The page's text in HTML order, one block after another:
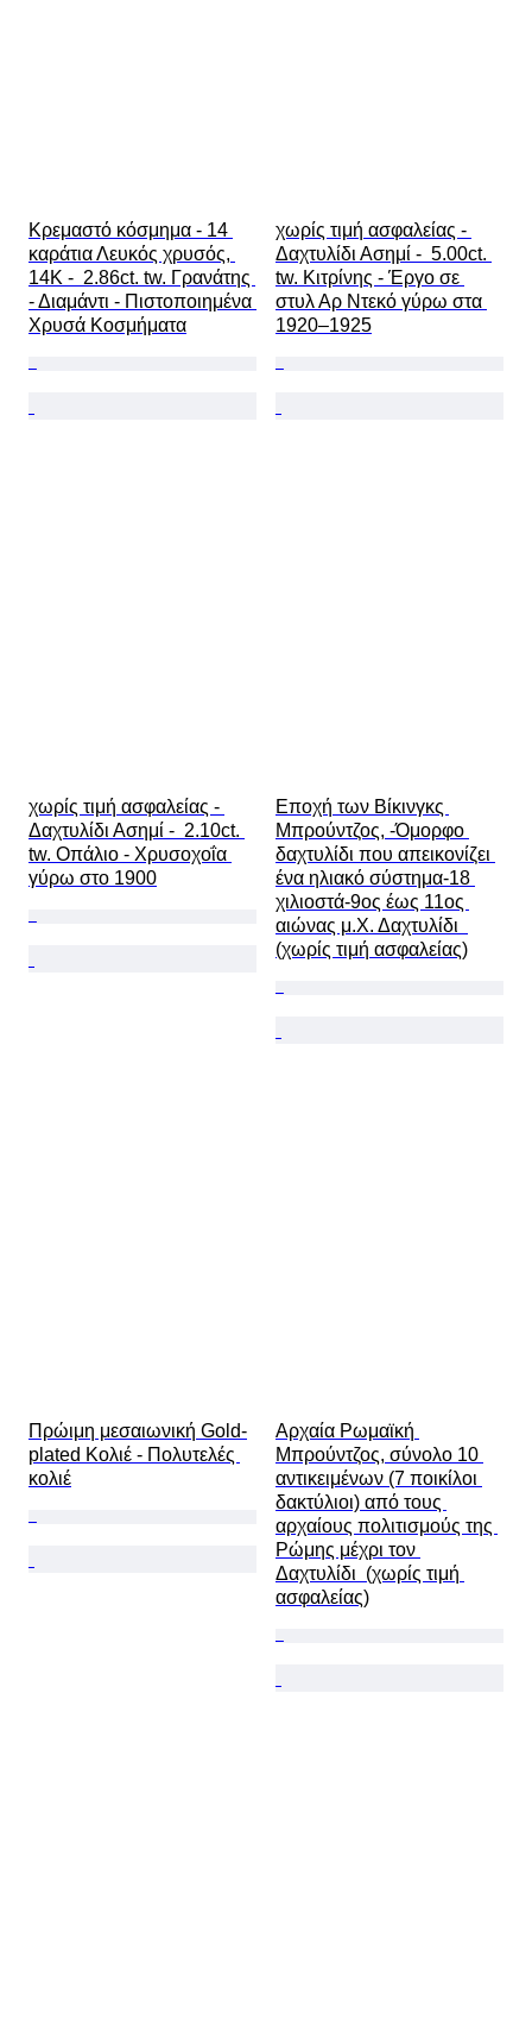
Κρεμαστό κόσμημα - 14
καράτια Λευκός χρυσός,
14Κ -  2.86ct. tw. Γρανάτης
- Διαμάντι - Πιστοποιημένα
Χρυσά Κοσμήματα
χωρίς τιμή ασφαλείας -
Δαχτυλίδι Ασημί -  5.00ct.
tw. Κιτρίνης - Έργο σε
στυλ Αρ Ντεκό γύρω στα
1920–1925
χωρίς τιμή ασφαλείας -
Δαχτυλίδι Ασημί -  2.10ct.
tw. Οπάλιο - Χρυσοχοΐα
γύρω στο 1900
Εποχή των Βίκινγκς
Μπρούντζος, -Όμορφο
δαχτυλίδι που απεικονίζει
ένα ηλιακό σύστημα-18
χιλιοστά-9ος έως 11ος
αιώνας μ.Χ. Δαχτυλίδι
(χωρίς τιμή ασφαλείας)
Πρώιμη μεσαιωνική Gold-
plated Κολιέ - Πολυτελές
κολιέ
Αρχαία Ρωμαϊκή
Μπρούντζος, σύνολο 10
αντικειμένων (7 ποικίλοι
δακτύλιοι) από τους
αρχαίους πολιτισμούς της
Ρώμης μέχρι τον
Δαχτυλίδι  (χωρίς τιμή
ασφαλείας)